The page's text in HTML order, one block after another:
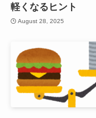
軽くなるヒント
August 28, 2025